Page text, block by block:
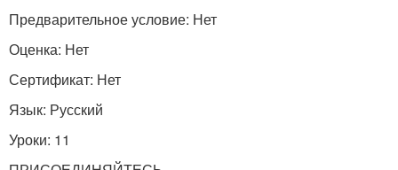
Предварительное условие: Нет
Оценка: Нет
Сертификат: Нет
Язык: Русский
Уроки: 11